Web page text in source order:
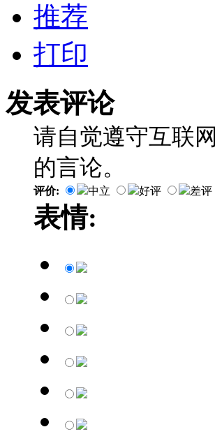
推荐
打印
发表评论
请自觉遵守互联
的言论。
评价: 中立 好评 差评
表情: